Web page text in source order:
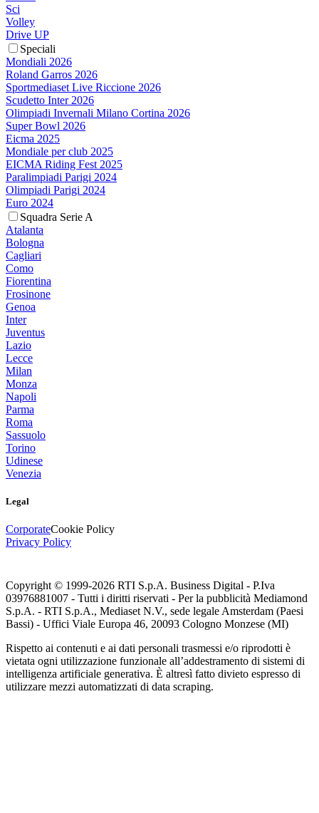
Sci
Volley
Drive UP
Speciali
Mondiali 2026
Roland Garros 2026
Sportmediaset Live Riccione 2026
Scudetto Inter 2026
Olimpiadi Invernali Milano Cortina 2026
Super Bowl 2026
Eicma 2025
Mondiale per club 2025
EICMA Riding Fest 2025
Paralimpiadi Parigi 2024
Olimpiadi Parigi 2024
Euro 2024
Squadra Serie A
Atalanta
Bologna
Cagliari
Como
Fiorentina
Frosinone
Genoa
Inter
Juventus
Lazio
Lecce
Milan
Monza
Napoli
Parma
Roma
Sassuolo
Torino
Udinese
Venezia
Legal
CorporateCookie Policy
Privacy Policy
Copyright © 1999-2026 RTI S.p.A. Business Digital - P.Iva
03976881007 - Tutti i diritti riservati - Per la pubblicità Mediamond
S.p.A. - RTI S.p.A., Mediaset N.V., sede legale Amsterdam (Paesi
Bassi) - Uffici Viale Europa 46, 20093 Cologno Monzese (MI)
Rispetto ai contenuti e ai dati personali trasmessi e/o riprodotti è
vietata ogni utilizzazione funzionale all’addestramento di sistemi di
intelligenza artificiale generativa. È altresì fatto divieto espresso di
utilizzare mezzi automatizzati di data scraping.